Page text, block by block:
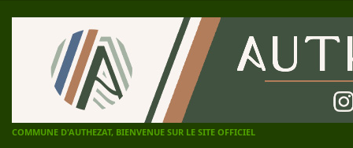
COMMUNE D'AUTHEZAT, BIENVENUE SUR LE SITE OFFICIEL